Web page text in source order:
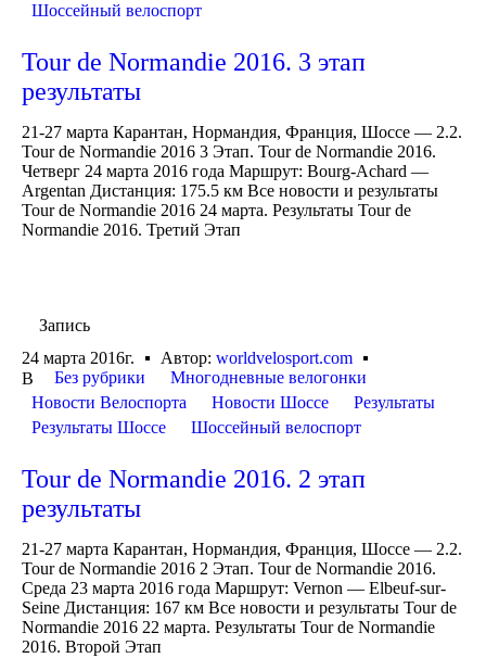
Шоссейный велоспорт
Tour de Normandie 2016. 3 этап
результаты
21-27 марта Карантан, Нормандия, Франция, Шоссе — 2.2.
Tour de Normandie 2016 3 Этап. Tour de Normandie 2016.
Четверг 24 марта 2016 года Маршрут: Bourg-Achard —
Argentan Дистанция: 175.5 км Все новости и результаты
Tour de Normandie 2016 24 марта. Результаты Tour de
Normandie 2016. Третий Этап
Запись
24 марта 2016г.
Автор: worldvelosport.com
В
Без рубрики
Многодневные велогонки
Новости Велоспорта
Новости Шоссе
Результаты
Результаты Шоссе
Шоссейный велоспорт
Tour de Normandie 2016. 2 этап
результаты
21-27 марта Карантан, Нормандия, Франция, Шоссе — 2.2.
Tour de Normandie 2016 2 Этап. Tour de Normandie 2016.
Среда 23 марта 2016 года Маршрут: Vernon — Elbeuf-sur-
Seine Дистанция: 167 км Все новости и результаты Tour de
Normandie 2016 22 марта. Результаты Tour de Normandie
2016. Второй Этап